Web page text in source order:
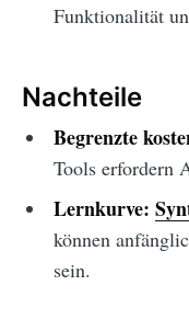
Funktionalität
Nachteile
Begrenzte
Tools erfordern
Lernkurve:
können
sein.